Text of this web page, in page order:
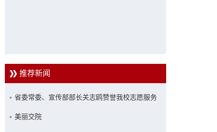
推荐新闻
省委常委、宣传部部长关志鸥赞誉我校志愿服务
工作
美丽交院